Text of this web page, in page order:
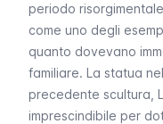
periodo
come uno degli
quanto dovevano
familiare. La statua
precedente scultura,
imprescindibile per